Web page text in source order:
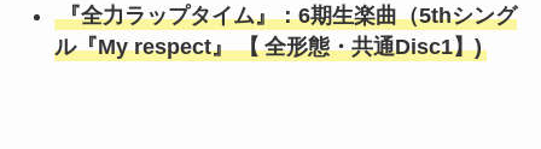
『全力ラップタイム』：6期生楽曲（5thシング
ル『My respect』 【 全形態・共通Disc1】)